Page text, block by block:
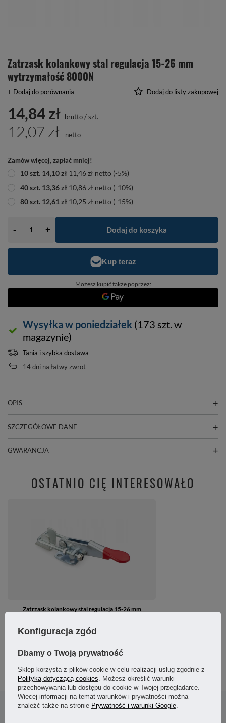
Zatrzask kolankowy stal regulacja 15-26 mm
wytrzymałość 8000N
+ Dodaj do porównania Dodaj do listy zakupowej
- + Dodaj do koszyka
Możesz kupić także poprzez:
14,84 zł brutto/szt.
12,07 zł netto
Zamów więcej, zapłać mniej!
10szt. 14,10 zł 11,46 zł netto (-5%)
40szt. 13,36 zł 10,86 zł netto (-10%)
80szt. 12,61 zł 10,25 zł netto (-15%)
Wysyłkaw poniedziałek (173 szt. w
magazynie)
Tania i szybka dostawa
14dni na łatwy zwrot
OPIS
SZCZEGÓŁOWE DANE
GWARANCJA
OSTATNIO CIĘ INTERESOWAŁO
Zatrzask kolankowy stal regulacja 15-26 mm
14,84 zł / szt.
Potrzebujesz pomocy? Masz pytania?
Zadaj pytanie a my odpowiemy niezwłocznie,
Konfiguracja zgód
Dbamy o Twoją prywatność
Sklep korzysta z plików cookie w celu realizacji usług zgodnie z
Polityką dotyczącą cookies . Możesz określić warunki
przechowywania lub dostępu do cookie w Twojej przeglądarce.
Więcej informacji na temat warunków i prywatności można
znaleźć także na stronie Prywatność i warunki Google